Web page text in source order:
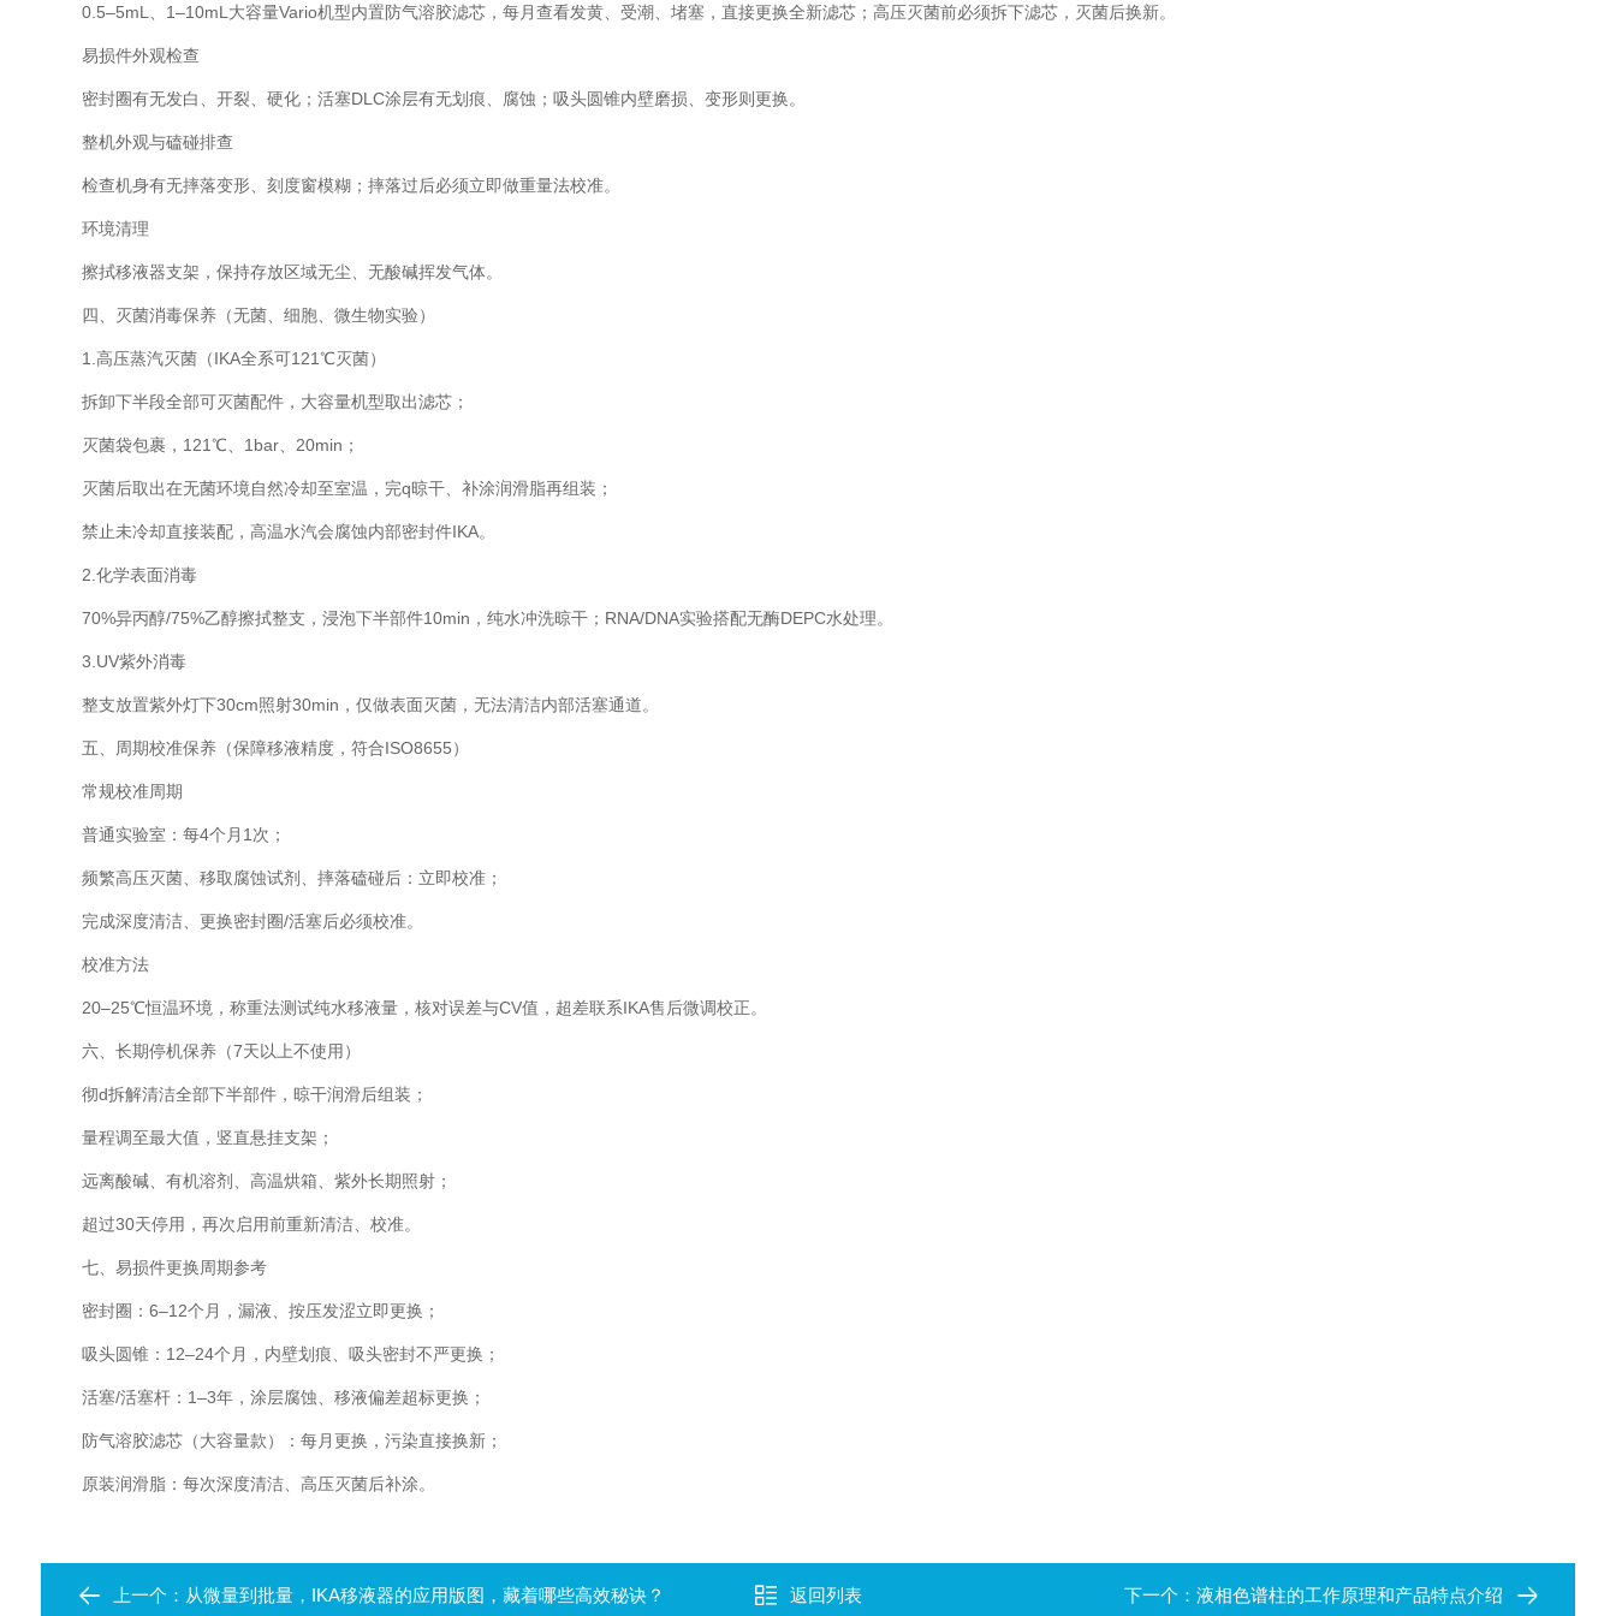
0.5–5mL、1–10mL大容量Vario机型内置防气溶胶滤芯，每月查看发黄、受潮、堵塞，直接更换全新滤芯；高压灭菌前必须拆下滤芯，灭菌后换新。
易损件外观检查
密封圈有无发白、开裂、硬化；活塞DLC涂层有无划痕、腐蚀；吸头圆锥内壁磨损、变形则更换。
整机外观与磕碰排查
检查机身有无摔落变形、刻度窗模糊；摔落过后必须立即做重量法校准。
环境清理
擦拭移液器支架，保持存放区域无尘、无酸碱挥发气体。
四、灭菌消毒保养（无菌、细胞、微生物实验）
1.高压蒸汽灭菌（IKA全系可121℃灭菌）
拆卸下半段全部可灭菌配件，大容量机型取出滤芯；
灭菌袋包裹，121℃、1bar、20min；
灭菌后取出在无菌环境自然冷却至室温，完q晾干、补涂润滑脂再组装；
禁止未冷却直接装配，高温水汽会腐蚀内部密封件IKA。
2.化学表面消毒
70%异丙醇/75%乙醇擦拭整支，浸泡下半部件10min，纯水冲洗晾干；RNA/DNA实验搭配无酶DEPC水处理。
3.UV紫外消毒
整支放置紫外灯下30cm照射30min，仅做表面灭菌，无法清洁内部活塞通道。
五、周期校准保养（保障移液精度，符合ISO8655）
常规校准周期
普通实验室：每4个月1次；
频繁高压灭菌、移取腐蚀试剂、摔落磕碰后：立即校准；
完成深度清洁、更换密封圈/活塞后必须校准。
校准方法
20–25℃恒温环境，称重法测试纯水移液量，核对误差与CV值，超差联系IKA售后微调校正。
六、长期停机保养（7天以上不使用）
彻d拆解清洁全部下半部件，晾干润滑后组装；
量程调至最大值，竖直悬挂支架；
远离酸碱、有机溶剂、高温烘箱、紫外长期照射；
超过30天停用，再次启用前重新清洁、校准。
七、易损件更换周期参考
密封圈：6–12个月，漏液、按压发涩立即更换；
吸头圆锥：12–24个月，内壁划痕、吸头密封不严更换；
活塞/活塞杆：1–3年，涂层腐蚀、移液偏差超标更换；
防气溶胶滤芯（大容量款）：每月更换，污染直接换新；
原装润滑脂：每次深度清洁、高压灭菌后补涂。
上一个： 从微量到批量，IKA移液器的应用版图，藏着哪些高效秘诀？ 返回列表 下一个：液相色谱柱的工作原理和产品特点介绍